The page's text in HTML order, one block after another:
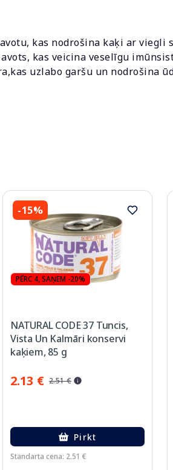
kas nodrošina kaķi ar
kas veicina veselīgu
uzlabo garšu un nodrošina
-15%
PĒRC 4, SAŅEM -20%
NATURAL CODE 37 Tuncis,
Vista Un Kalmāri konservi
kaķiem, 85 g
2.13 € 2.51 €
Pirkt
Standarta cena: 2.51 €